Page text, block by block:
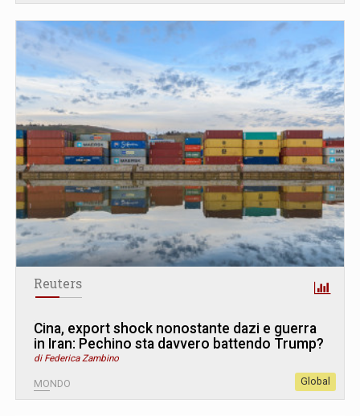
Reuters
Cina, export shock nonostante dazi e guerra
in Iran: Pechino sta davvero battendo Trump?
di Federica Zambino
MONDO Global